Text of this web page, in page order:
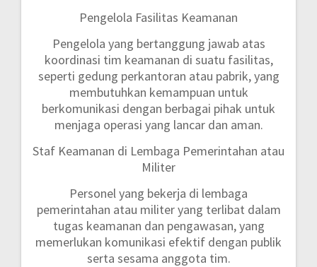
Pengelola Fasilitas Keamanan
Pengelola yang bertanggung jawab atas
koordinasi tim keamanan di suatu fasilitas,
seperti gedung perkantoran atau pabrik, yang
membutuhkan kemampuan untuk
berkomunikasi dengan berbagai pihak untuk
menjaga operasi yang lancar dan aman.
Staf Keamanan di Lembaga Pemerintahan atau
Militer
Personel yang bekerja di lembaga
pemerintahan atau militer yang terlibat dalam
tugas keamanan dan pengawasan, yang
memerlukan komunikasi efektif dengan publik
serta sesama anggota tim.